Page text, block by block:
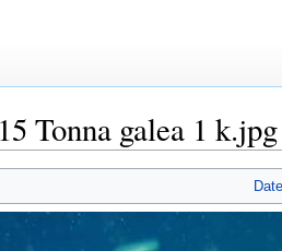
Tonna galea 1 k.jpg